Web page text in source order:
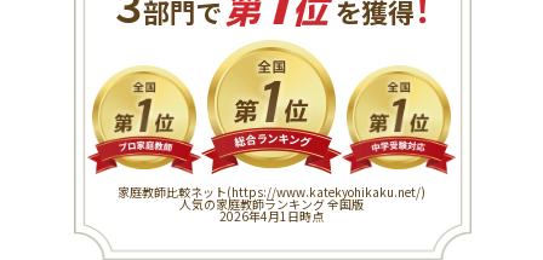
部門で 第 位を獲得
家庭教師比較ネット(https://www.katekyohikaku.net/)
人気の家庭教師ランキング 全国版
2026年4月1日時点